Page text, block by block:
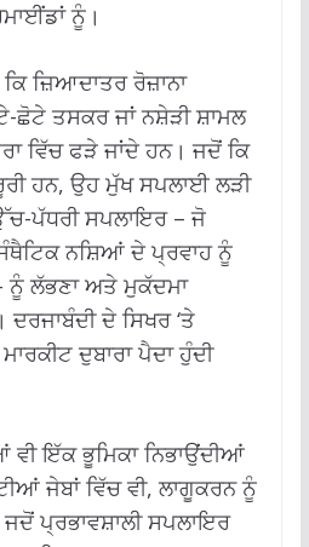
ਨੂੰ।
ਜ਼ਿਆਦਾਤਰ ਰੋਜ਼ਾਨਾ
ਛੋਟੇ ਤਸਕਰ ਜਾਂ ਨਸ਼ੇੜੀ ਸ਼ਾਮਲ
ਵਿੱਚ ਫੜੇ ਜਾਂਦੇ ਹਨ। ਜਦੋਂ ਕਿ
ਹਨ, ਉਹ ਮੁੱਖ ਸਪਲਾਈ ਲੜੀ
ਪੱਧਰੀ ਸਪਲਾਇਰ – ਜੋ
ਨਸ਼ਿਆਂ ਦੇ ਪ੍ਰਵਾਹ ਨੂੰ
ਨੂੰ ਲੱਭਣਾ ਅਤੇ ਮੁਕੱਦਮਾ
ਦਰਜਾਬੰਦੀ ਦੇ ਸਿਖਰ ‘ਤੇ
ਦੁਬਾਰਾ ਪੈਦਾ ਹੁੰਦੀ
ਇੱਕ ਭੂਮਿਕਾ ਨਿਭਾਉਂਦੀਆਂ
ਜੇਬਾਂ ਵਿੱਚ ਵੀ, ਲਾਗੂਕਰਨ ਨੂੰ
ਪ੍ਰਭਾਵਸ਼ਾਲੀ ਸਪਲਾਇਰ